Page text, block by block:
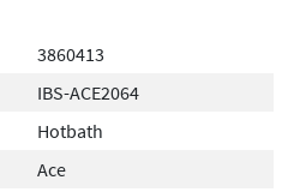
3860413
IBS-ACE2064
Hotbath
Ace